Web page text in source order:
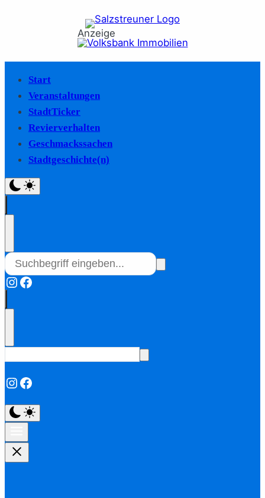
Anzeige
Start
Veranstaltungen
StadtTicker
Revierverhalten
Geschmackssachen
Stadtgeschichte(n)
Instagram
Facebook
Instagram
Facebook